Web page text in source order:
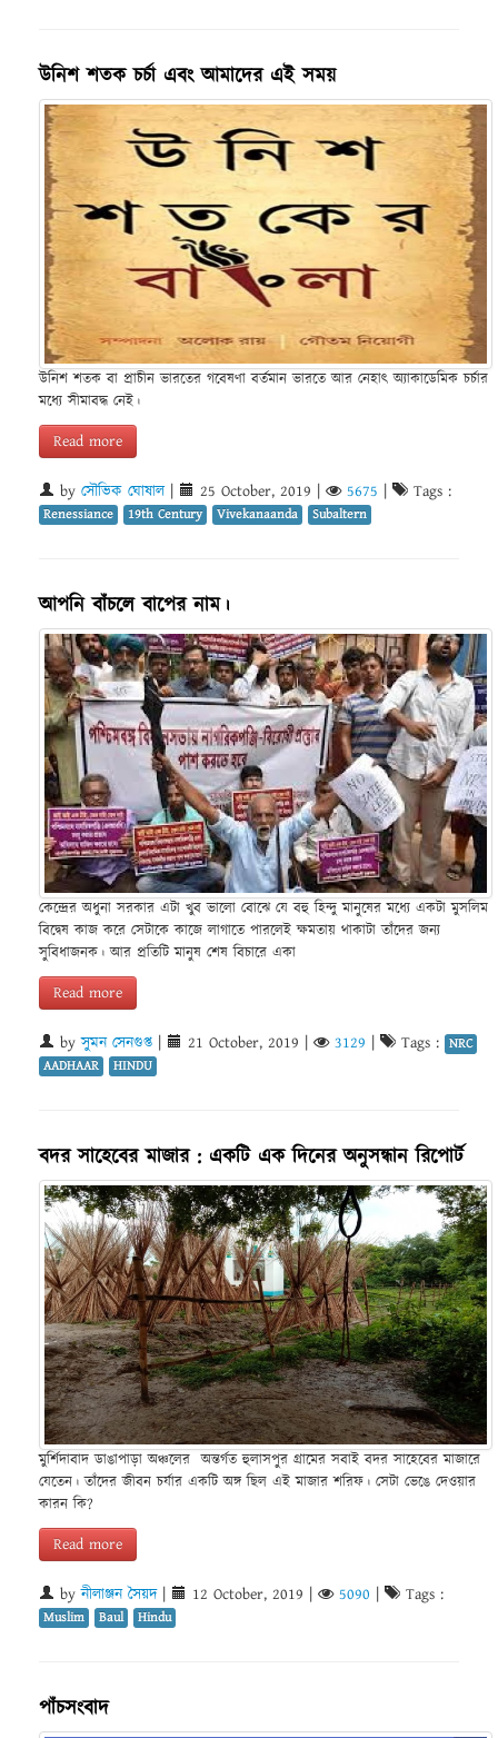
উনিশ শতক চর্চা এবং আমাদের এই সময়
উনিশ শতক বা প্রাচীন ভারতের গবেষণা বর্তমান ভারতে আর নেহাৎ অ্যাকাডেমিক চর্চার
মধ্যে সীমাবদ্ধ নেই।
Read more
by সৌভিক ঘোষাল| 25 October, 2019 5675 Tags :
Renessiance 19th Century Vivekanaanda Subaltern
আপনি বাঁচলে বাপের নাম।
কেন্দ্রের অধুনা সরকার এটা খুব ভালো বোঝে যে বহু হিন্দু মানুষের মধ্যে একটা মুসলিম
বিদ্বেষ কাজ করে সেটাকে কাজে লাগাতে পারলেই ক্ষমতায় থাকাটা তাঁদের জন্য
সুবিধাজনক। আর প্রতিটি মানুষ শেষ বিচারে একা
Read more
byসুমন সেনগুপ্ত 21 October, 2019 3129 Tags : NRC
AADHAAR
HINDU
বদর সাহেবের মাজার : একটি এক দিনের অনুসন্ধান রিপোর্ট
মুর্শিদাবাদ ডাঙাপাড়া অঞ্চলের অন্তর্গত হুলাসপুর গ্রামের সবাই বদর সাহেবের মাজারে
যেতেন। তাঁদের জীবন চর্যার একটি অঙ্গ ছিল এই মাজার শরিফ। সেটা ভেঙে দেওয়ার
কারন কি?
Read more
byনীলাঞ্জন সৈয়দ| 12 October, 2019 5090 Tags :
Muslim Baul Hindu
পাঁচসংবাদ